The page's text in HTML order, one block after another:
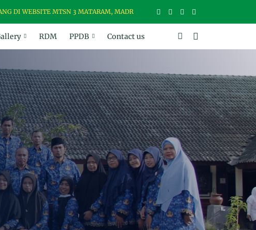
MTSN 3 MATARAM, MADRASAH USWAH (UNGGUL, SANTUN, BER-
RDM PPDB Contact us